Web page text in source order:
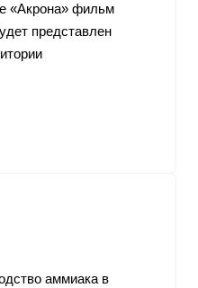
«Акрона» фильм
представлен
аммиака в